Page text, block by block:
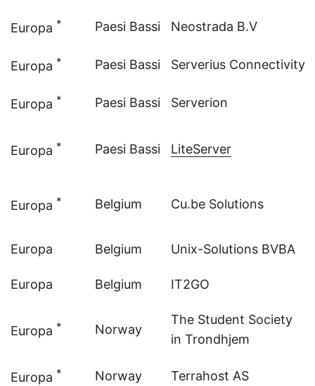
Europa * Paesi Bassi Neostrada B.V
Europa * Paesi Bassi Serverius Connectivity
Europa * Paesi Bassi Serverion
Europa * Paesi Bassi LiteServer
Europa * Belgium Cu.be Solutions
Europa Belgium Unix-Solutions BVBA
Europa Belgium IT2GO
Europa * Norway
The Student Society
in Trondhjem
Europa * Norway Terrahost AS